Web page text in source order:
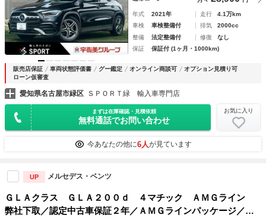
年式 2021年 走行
4.1万km
車検
車検整備付 排気
2000cc
整備
法定整備付 修復
なし
保証
保証付 (1ヶ月・1000km)
販売店保証 車両状態評価書 グー鑑定 オンライン商談可
オプション見積り可
ローン仮審査
愛知県名古屋市緑区 ＳＰＯＲＴ緑 輸入車専門店
まずは在庫確認・見積依頼
無料通話でお問い合わせ
お気に入り
今あなたの他に6人が見ています
UP メルセデス・ベンツ
ＧＬＡクラス ＧＬＡ２００ｄ ４マチック ＡＭＧライン
弊社下取／認定中古車保証２年／ＡＭＧラインパッケージ／レ